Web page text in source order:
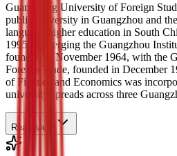
Guangdong University of Foreign
public university in Guangzhou and
language higher education in South
1995 by merging the Guangzhou
founded in November 1964, with the
Foreign Trade, founded in December
of Finance and Economics was
university spreads across three
Read More